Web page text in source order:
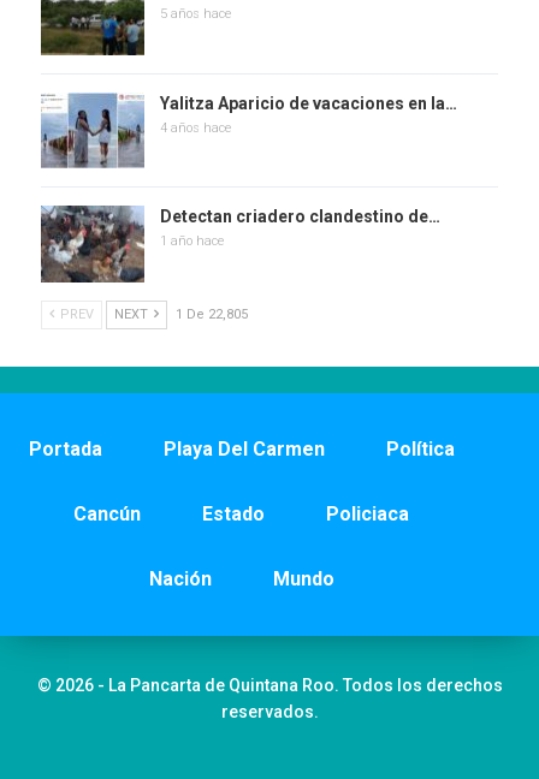
5 años hace
Yalitza Aparicio de vacaciones en la…
4 años hace
Detectan criadero clandestino de…
1 año hace
PREV NEXT 1 De 22,805
Portada Playa Del Carmen Política
Cancún Estado Policiaca
Nación Mundo
© 2026 - La Pancarta de Quintana Roo. Todos los derechos
reservados.